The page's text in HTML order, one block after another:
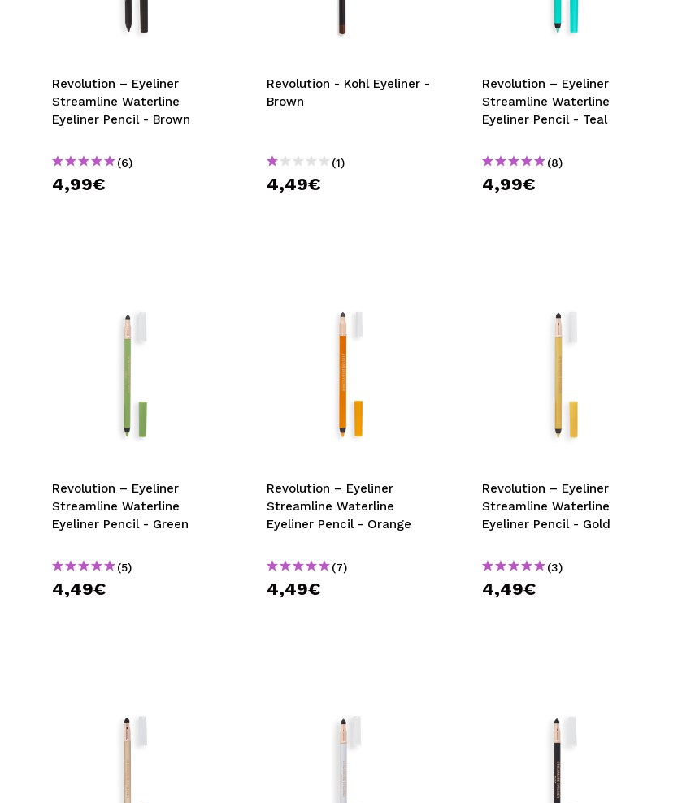
BENUTZERKONTO ERSTELLEN
Revolution – Eyeliner
Streamline Waterline
Eyeliner Pencil - Brown
(6)
4,99€
Revolution - Kohl Eyeliner -
Brown
(1)
4,49€
Revolution – Eyeliner
Streamline Waterline
Eyeliner Pencil - Teal
(8)
4,99€
Revolution – Eyeliner
Streamline Waterline
Eyeliner Pencil - Green
(5)
4,49€
Revolution – Eyeliner
Streamline Waterline
Eyeliner Pencil - Orange
(7)
4,49€
Revolution – Eyeliner
Streamline Waterline
Eyeliner Pencil - Gold
(3)
4,49€